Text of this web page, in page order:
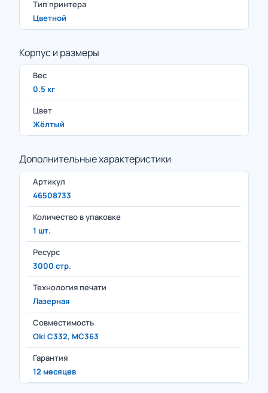
Тип принтера
Цветной
Корпус и размеры
Вес
0.5 кг
Цвет
Жёлтый
Дополнительные характеристики
Артикул
46508733
Количество в упаковке
1 шт.
Ресурс
3000 стр.
Технология печати
Лазерная
Совместимость
Oki C332, MC363
Гарантия
12 месяцев